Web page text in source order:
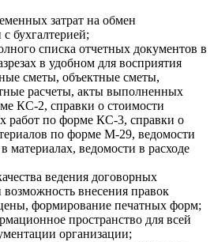
затрат на обмен
бухгалтерией;
списка отчетных документов в
в удобном для восприятия
сметы, объектные сметы,
расчеты, акты выполненных
КС‑2, справки о стоимости
работ по форме КС‑3, справки о
по форме М‑29, ведомости
материалах, ведомости в расходе
ведения договорных
внесения правок
формирование печатных форм;
пространство для всей
организации;